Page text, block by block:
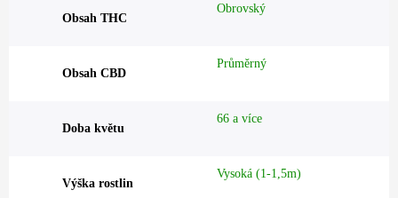
Obsah THC
Obrovský
Obsah CBD
Průměrný
Doba květu
66 a více
Výška rostlin
Vysoká (1-1,5m)